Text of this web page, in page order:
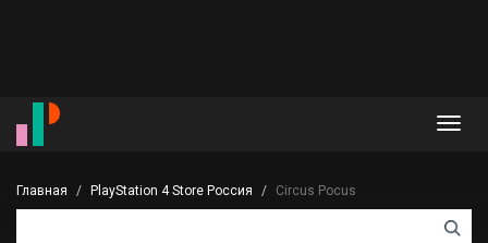
Главная PlayStation 4 Store Россия Circus Pocus